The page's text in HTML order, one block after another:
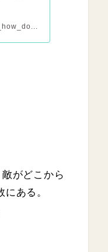
がどこから
ある。